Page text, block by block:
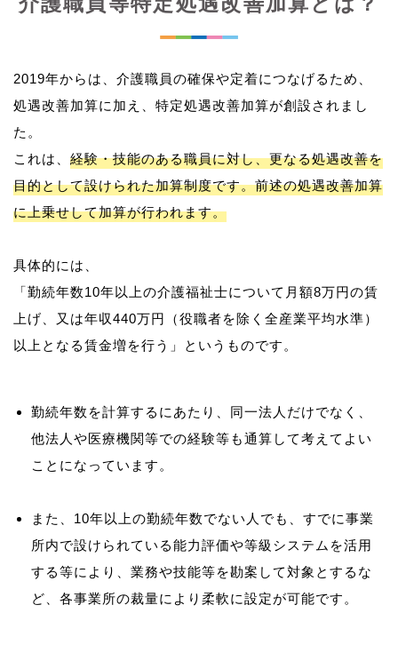
2019年からは、介護職員の確保や定着につなげるため、
処遇改善加算に加え、特定処遇改善加算が創設されまし
た。
これは、 経験・技能のある職員に対し、更なる処遇改善を
目的として設けられた加算制度です。前述の処遇改善加算
に上乗せして加算が行われます。
具体的には、
「勤続年数10年以上の介護福祉士について月額8万円の賃
上げ、又は年収440万円（役職者を除く全産業平均水準）
勤続年数を計算するにあたり、同一法人だけでなく、
他法人や医療機関等での経験等も通算して考えてよい
ことになっています。
また、10年以上の勤続年数でない人でも、すでに事業
所内で設けられている能力評価や等級システムを活用
する等により、業務や技能等を勘案して対象とするな
ど、各事業所の裁量により柔軟に設定が可能です。